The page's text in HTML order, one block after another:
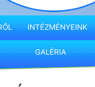
INTÉZMÉNYEINK
GALÉRIA